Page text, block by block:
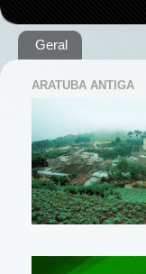
Geral
ARATUBA ANTIGA